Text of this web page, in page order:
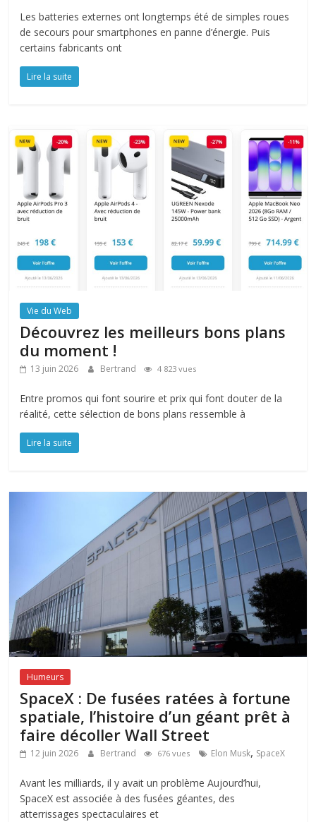
Les batteries externes ont longtemps été de simples roues
de secours pour smartphones en panne d’énergie. Puis
certains fabricants ont
Lire la suite
Vie du Web
Découvrez les meilleurs bons plans
du moment !
13 juin 2026 Bertrand 4 823 vues
Entre promos qui font sourire et prix qui font douter de la
réalité, cette sélection de bons plans ressemble à
Lire la suite
Humeurs
SpaceX : De fusées ratées à fortune
spatiale, l’histoire d’un géant prêt à
faire décoller Wall Street
12 juin 2026 Bertrand 676 vues Elon Musk, SpaceX
Avant les milliards, il y avait un problème Aujourd’hui,
SpaceX est associée à des fusées géantes, des
atterrissages spectaculaires et